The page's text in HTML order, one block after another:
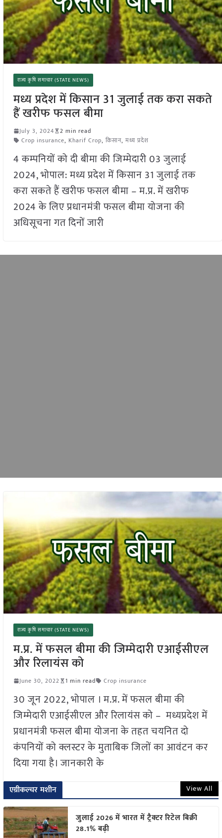
राज्य कृषि समाचार (STATE NEWS)
मध्य प्रदेश में किसान 31 जुलाई तक करा सकते
हैं खरीफ फसल बीमा
July 3, 2024
2 min read
Crop insurance, Kharif Crop, किसान, मध्य प्रदेश
4 कम्पनियों को दी बीमा की जिम्मेदारी 03 जुलाई
2024, भोपाल: मध्य प्रदेश में किसान 31 जुलाई तक
करा सकते हैं खरीफ फसल बीमा – म.प्र. में खरीफ
2024 के लिए प्रधानमंत्री फसल बीमा योजना की
अधिसूचना गत दिनों जारी
राज्य कृषि समाचार (STATE NEWS)
म.प्र. में फसल बीमा की जिम्मेदारी एआईसीएल
और रिलायंस को
June 30, 2022 1 min read Crop insurance
30 जून 2022, भोपाल । म.प्र. में फसल बीमा की
जिम्मेदारी एआईसीएल और रिलायंस को – मध्यप्रदेश में
प्रधानमंत्री फसल बीमा योजना के तहत चयनित दो
कंपनियों को क्लस्टर के मुताबिक जिलों का आवंटन कर
दिया गया है। जानकारी के
एग्रीकल्चर मशीन View All
जुलाई 2026 में भारत में ट्रैक्टर रिटेल बिक्री
28.1% बढ़ी